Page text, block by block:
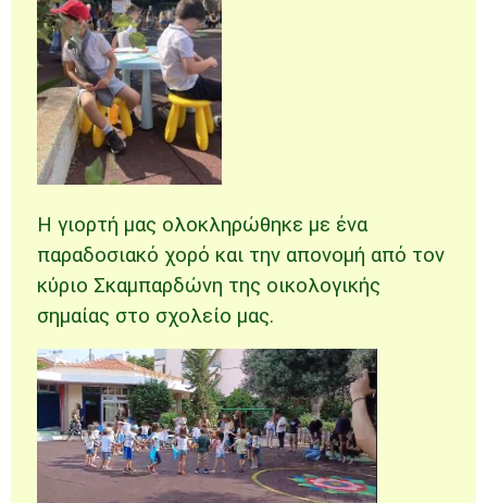
Η γιορτή μας ολοκληρώθηκε με ένα
παραδοσιακό χορό και την απονομή από τον
κύριο Σκαμπαρδώνη της οικολογικής
σημαίας στο σχολείο μας.